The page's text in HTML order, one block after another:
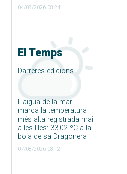
04/08/2026 08:24
El Temps
Darreres edicions
L’aigua de la mar
marca la temperatura
més alta registrada mai
a les Illes: 33,02 ºC a la
boia de sa Dragonera
07/08/2026 08:12